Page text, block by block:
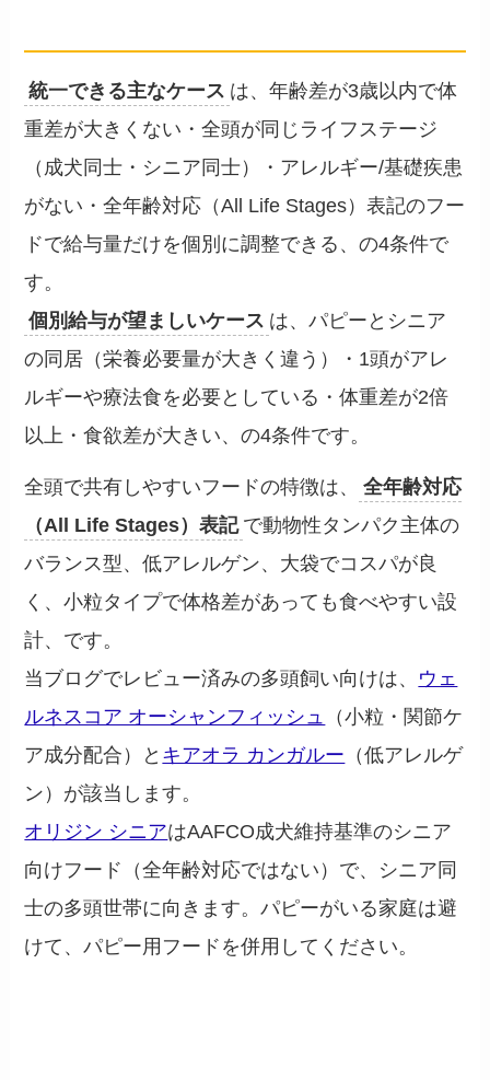
統一できる主なケース は、年齢差が3歳以内で体
重差が大きくない・全頭が同じライフステージ
（成犬同士・シニア同士）・アレルギー/基礎疾患
がない・全年齢対応（All Life Stages）表記のフー
ドで給与量だけを個別に調整できる、の4条件で
す。
個別給与が望ましいケース は、パピーとシニア
の同居（栄養必要量が大きく違う）・1頭がアレ
ルギーや療法食を必要としている・体重差が2倍
以上・食欲差が大きい、の4条件です。
全頭で共有しやすいフードの特徴は、
全年齢対応
（All Life Stages）表記 で動物性タンパク主体の
バランス型、低アレルゲン、大袋でコスパが良
く、小粒タイプで体格差があっても食べやすい設
計、です。
当ブログでレビュー済みの多頭飼い向けは、 ウェ
ルネスコア オーシャンフィッシュ
（小粒・関節ケ
ア成分配合）と キアオラ カンガルー （低アレルゲ
ン）が該当します。
オリジン シニアはAAFCO成犬維持基準のシニア
向けフード（全年齢対応ではない）で、シニア同
士の多頭世帯に向きます。パピーがいる家庭は避
けて、パピー用フードを併用してください。